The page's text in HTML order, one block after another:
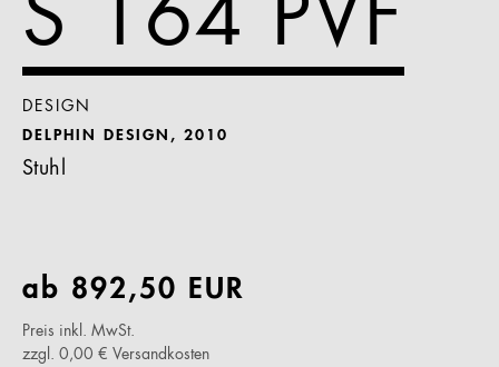
S 164 PVF
DESIGN
DELPHIN DESIGN, 2010
Stuhl
ab 892,50 EUR
Preis inkl. MwSt.
zzgl. 0,00 € Versandkosten